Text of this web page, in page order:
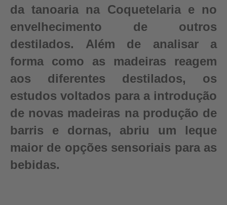
da tanoaria na Coquetelaria e no
envelhecimento de outros
destilados. Além de analisar a
forma como as madeiras reagem
aos diferentes destilados, os
estudos voltados para a introdução
de novas madeiras na produção de
barris e dornas, abriu um leque
maior de opções sensoriais para as
bebidas.